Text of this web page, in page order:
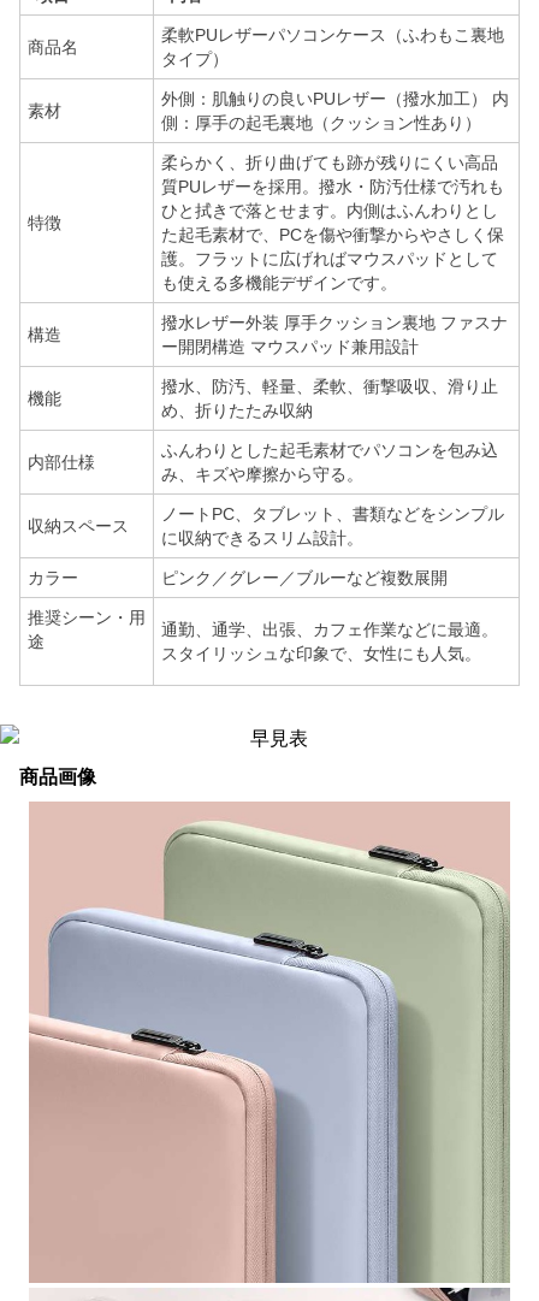
商品名
柔軟PUレザーパソコンケース（ふわもこ裏地
タイプ）
素材
外側：肌触りの良いPUレザー（撥水加工） 内
側：厚手の起毛裏地（クッション性あり）
特徴
柔らかく、折り曲げても跡が残りにくい高品
質PUレザーを採用。撥水・防汚仕様で汚れも
ひと拭きで落とせます。内側はふんわりとし
た起毛素材で、PCを傷や衝撃からやさしく保
護。フラットに広げればマウスパッドとして
も使える多機能デザインです。
構造
撥水レザー外装 厚手クッション裏地 ファスナ
ー開閉構造 マウスパッド兼用設計
機能
撥水、防汚、軽量、柔軟、衝撃吸収、滑り止
め、折りたたみ収納
内部仕様
ふんわりとした起毛素材でパソコンを包み込
み、キズや摩擦から守る。
収納スペース
ノートPC、タブレット、書類などをシンプル
に収納できるスリム設計。
カラー ピンク／グレー／ブルーなど複数展開
推奨シーン・用
途
通勤、通学、出張、カフェ作業などに最適。
スタイリッシュな印象で、女性にも人気。
商品画像